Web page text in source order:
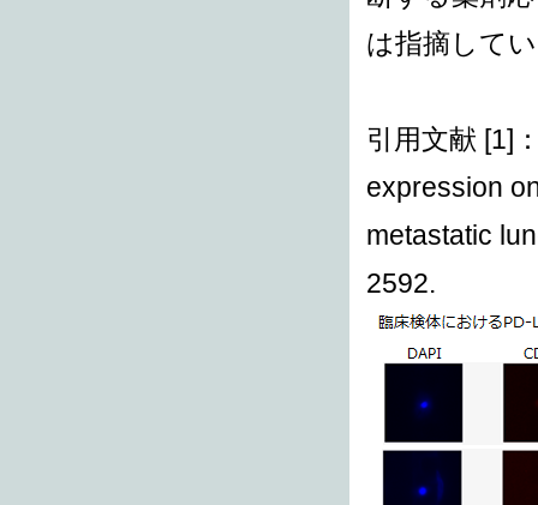
は指摘して
引用文献 [1]
expression
metastatic
2592.